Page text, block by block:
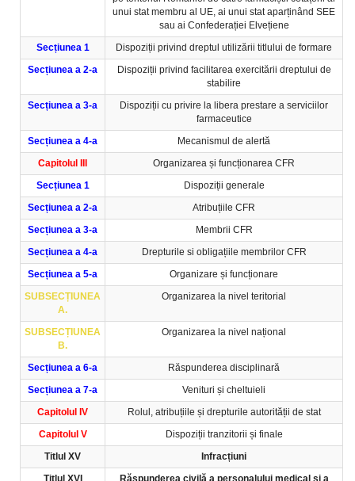
unui stat membru al UE, ai unui stat aparținând SEE
sau ai Confederației Elvețiene
Secțiunea 1
Dispoziții privind dreptul utilizării titlului de formare
Secțiunea a 2-a
Dispoziții privind facilitarea exercitării dreptului de
stabilire
Secțiunea a 3-a
Dispoziții cu privire la libera prestare a serviciilor
farmaceutice
Secțiunea a 4-a
Mecanismul de alertă
Capitolul III
Organizarea și funcționarea CFR
Secțiunea 1
Dispoziții generale
Secțiunea a 2-a
Atribuțiile CFR
Secțiunea a 3-a
Membrii CFR
Secțiunea a 4-a
Drepturile si obligațiile membrilor CFR
Secțiunea a 5-a
Organizare și funcționare
SUBSECȚIUNEA
A.
Organizarea la nivel teritorial
SUBSECȚIUNEA
B.
Organizarea la nivel național
Secțiunea a 6-a
Răspunderea disciplinară
Secțiunea a 7-a
Venituri și cheltuieli
Capitolul IV
Rolul, atribuțiile și drepturile autorității de stat
Capitolul V
Dispoziții tranzitorii și finale
Titlul XV
Infracțiuni
Titlul XVI
Răspunderea civilă a personalului medical și a